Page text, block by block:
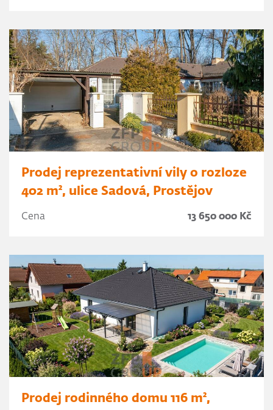
Prodej reprezentativní vily o rozloze
402 m², ulice Sadová, Prostějov
Cena 13 650 000 Kč
Prodej rodinného domu 116 m²,